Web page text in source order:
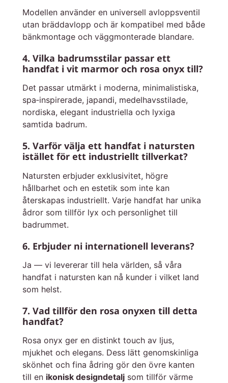
Modellen använder en universell avloppsventil
utan bräddavlopp och är kompatibel med både
bänkmontage och väggmonterade blandare.
4. Vilka badrumsstilar passar ett
handfat i vit marmor och rosa onyx till?
Det passar utmärkt i moderna, minimalistiska,
spa‑inspirerade, japandi, medelhavsstilade,
nordiska, elegant industriella och lyxiga
samtida badrum.
5. Varför välja ett handfat i natursten
istället för ett industriellt tillverkat?
Natursten erbjuder exklusivitet, högre
hållbarhet och en estetik som inte kan
återskapas industriellt. Varje handfat har unika
ådror som tillför lyx och personlighet till
badrummet.
6. Erbjuder ni internationell leverans?
Ja — vi levererar till hela världen, så våra
handfat i natursten kan nå kunder i vilket land
som helst.
7. Vad tillför den rosa onyxen till detta
handfat?
Rosa onyx ger en distinkt touch av ljus,
mjukhet och elegans. Dess lätt genomskinliga
skönhet och fina ådring gör den övre kanten
till en ikonisk designdetalj som tillför värme